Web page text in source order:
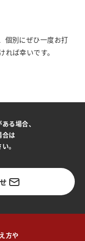
個別にぜひ一度お打
ば幸いです。
る場合、
合は
。
方や